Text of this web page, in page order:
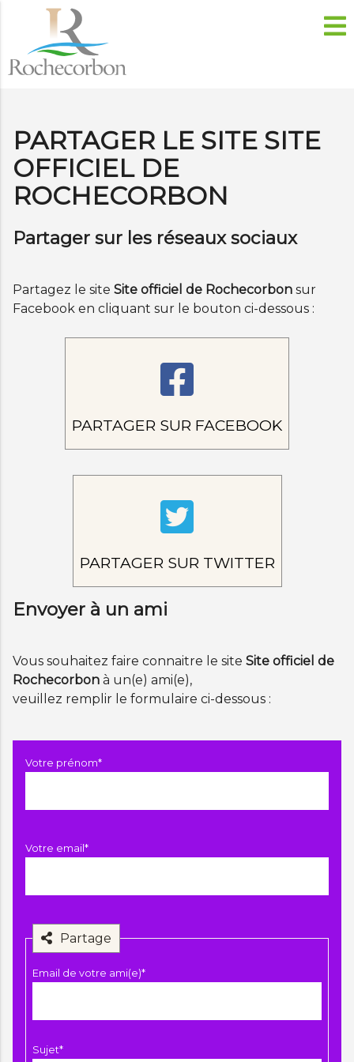
PARTAGER LE SITE SITE
OFFICIEL DE
ROCHECORBON
Partager sur les réseaux sociaux
Partagez le site Site officiel de Rochecorbon sur
Facebook en cliquant sur le bouton ci-dessous :
PARTAGER SUR FACEBOOK
PARTAGER SUR TWITTER
Envoyer à un ami
Vous souhaitez faire connaitre le site Site officiel de
Rochecorbon à un(e) ami(e),
veuillez remplir le formulaire ci-dessous :
Champ
obligatoire
Votre prénom*
Champ
obligatoire
Votre email*
Partage
Champ
obligatoire
Email de votre ami(e)*
Champ
Sujet*